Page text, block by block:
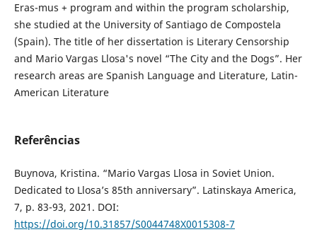
Eras-mus + program and within the program scholarship,
she studied at the University of Santiago de Compostela
(Spain). The title of her dissertation is Literary Censorship
and Mario Vargas Llosa's novel “The City and the Dogs”. Her
research areas are Spanish Language and Literature, Latin-
American Literature
Referências
Buynova, Kristina. “Mario Vargas Llosa in Soviet Union.
Dedicated to Llosa’s 85th anniversary”. Latinskaya America,
7, p. 83-93, 2021. DOI:
https://doi.org/10.31857/S0044748X0015308-7